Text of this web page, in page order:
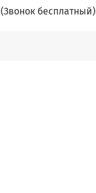
(Звонок бесплатный)